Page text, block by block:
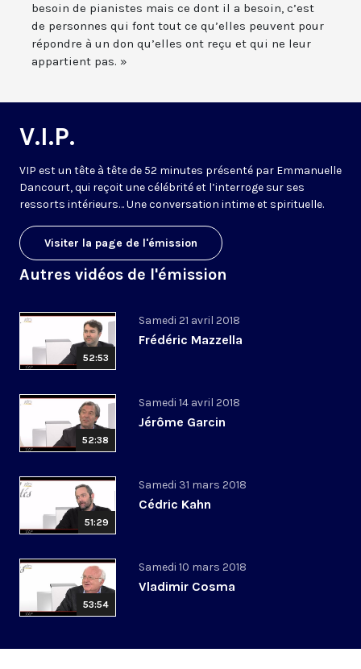
besoin de pianistes mais ce dont il a besoin, c’est
de personnes qui font tout ce qu’elles peuvent pour
répondre à un don qu’elles ont reçu et qui ne leur
appartient pas. »
V.I.P.
VIP est un tête à tête de 52 minutes présenté par Emmanuelle
Dancourt, qui reçoit une célébrité et l’interroge sur ses
ressorts intérieurs… Une conversation intime et spirituelle.
Visiter la page de l'émission
Autres vidéos de l'émission
52:53
Samedi 21 avril 2018
Frédéric Mazzella
52:38
Samedi 14 avril 2018
Jérôme Garcin
51:29
Samedi 31 mars 2018
Cédric Kahn
53:54
Samedi 10 mars 2018
Vladimir Cosma